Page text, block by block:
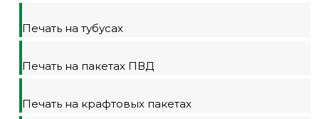
Печать на тубусах
Печать на пакетах ПВД
Печать на крафтовых пакетах